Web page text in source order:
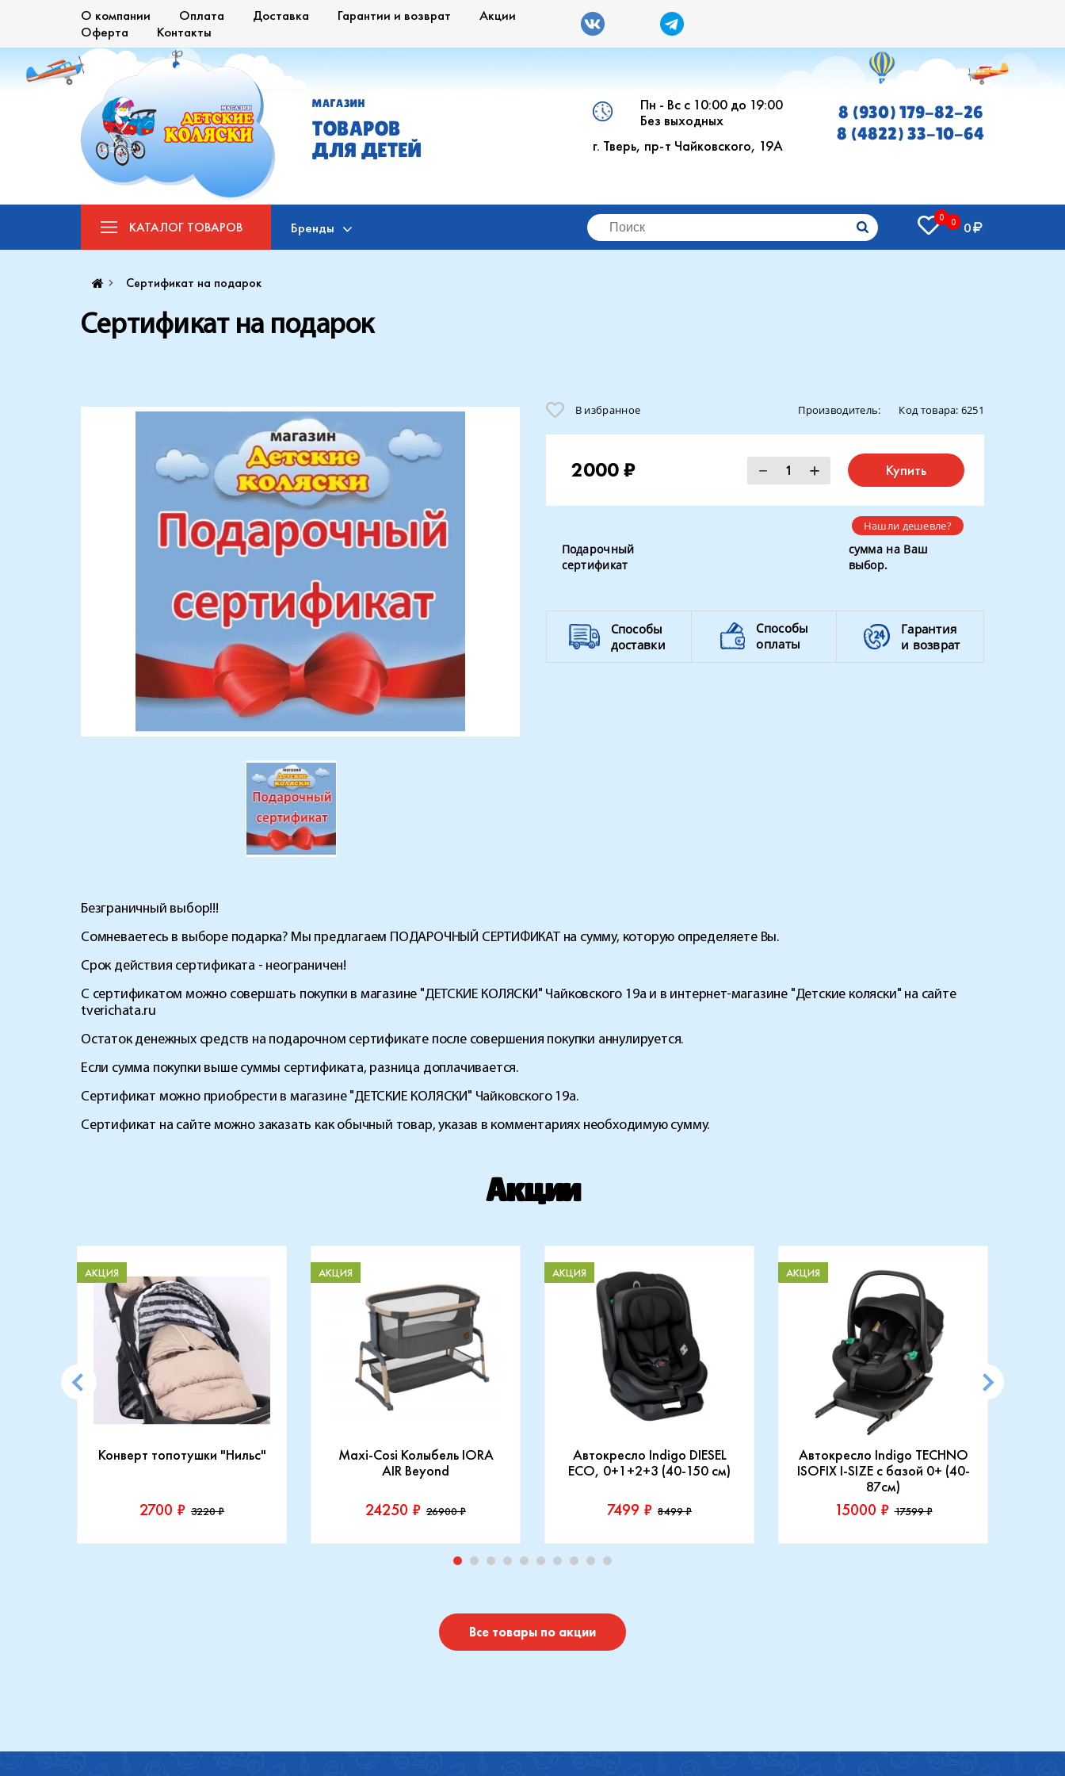
О компании Оплата Доставка Гарантии и возврат
Акции
Оферта
Контакты
МАГАЗИН
ТОВАРОВ
ДЛЯ ДЕТЕЙ
Пн - Вс с 10:00 до 19:00
Без выходных
г. Тверь, пр-т Чайковского, 19А
8 (930) 179-82-26
8 (4822) 33-10-64
КАТАЛОГ ТОВАРОВ Бренды
0 0 0
Сертификат на подарок
Сертификат на подарок
В избранное Производитель: Код товара: 6251
2000 ₽ Купить
Нашли дешевле?
Подарочный
сертификат
сумма на Ваш
выбор.
Способы
доставки
Способы
оплаты
Гарантия
и возврат
Безграничный выбор!!!
Сомневаетесь в выборе подарка? Мы предлагаем ПОДАРОЧНЫЙ СЕРТИФИКАТ на сумму, которую определяете Вы.
Срок действия сертификата - неограничен!
С сертификатом можно совершать покупки в магазине "ДЕТСКИЕ КОЛЯСКИ" Чайковского 19а и в интернет-магазине "Детские коляски" на сайте
tverichata.ru
Остаток денежных средств на подарочном сертификате после совершения покупки аннулируется.
Если сумма покупки выше суммы сертификата, разница доплачивается.
Сертификат можно приобрести в магазине "ДЕТСКИЕ КОЛЯСКИ" Чайковского 19а.
Сертификат на сайте можно заказать как обычный товар, указав в комментариях необходимую сумму.
Акции
Конверт топотушки "Нильс"
АКЦИЯ
2700 ₽ 3220 ₽
Производитель::
Maxi-Cosi Колыбель IORA
AIR Beyond
АКЦИЯ
24250 ₽ 26900 ₽
Производитель::
Автокресло Indigo DIESEL
ECO, 0+1+2+3 (40-150 см)
АКЦИЯ
7499 ₽ 8499 ₽
Производитель::
Indigo
Автокресло Indigo TECHNO
ISOFIX I-SIZE c базой 0+ (40-
87см)
АКЦИЯ
15000 ₽ 17599 ₽
Производитель::
Все товары по акции